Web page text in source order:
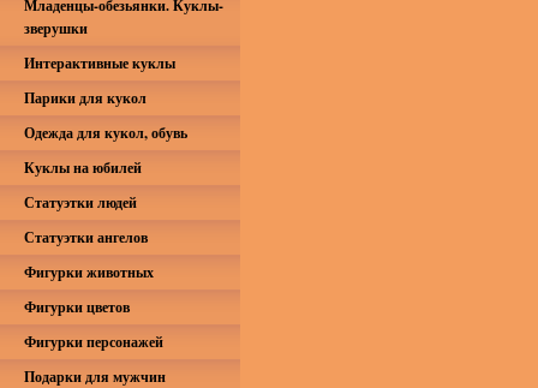
Младенцы-обезьянки. Куклы-
зверушки
Интерактивные куклы
Парики для кукол
Одежда для кукол, обувь
Куклы на юбилей
Статуэтки людей
Статуэтки ангелов
Фигурки животных
Фигурки цветов
Фигурки персонажей
Подарки для мужчин